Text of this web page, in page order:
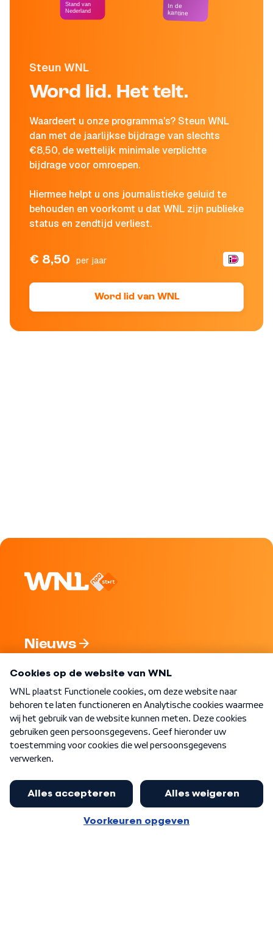
Steun WNL
Word lid. Het telt.
Waardeert u onze programma's? Steun WNL
dan met de jaarlijkse bijdrage van slechts
€8,50, de wettelijk minimale verplichte
bijdrage voor omroepen.
Hiermee helpt u ons journalistieke geluid te
behouden en voorkomt u dat WNL zijn publieke
status en zendtijd verliest.
€ 8,50 per jaar
Word lid van WNL
Stand van
Nederland
In de
kantine
Nieuws
Nieuwsbrief
Word Lid